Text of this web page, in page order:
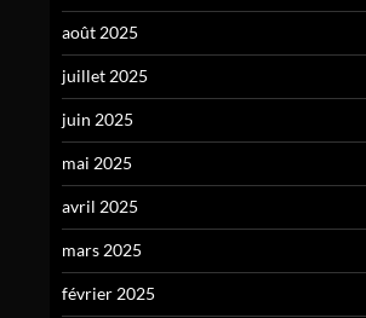
août 2025
juillet 2025
juin 2025
mai 2025
avril 2025
mars 2025
février 2025